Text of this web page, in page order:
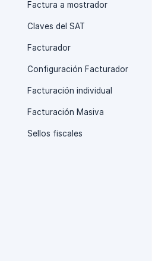
Factura a mostrador
Claves del SAT
Facturador
Configuración Facturador
Facturación individual
Facturación Masiva
Sellos fiscales